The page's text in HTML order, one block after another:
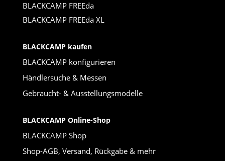
BLACKCAMP FREEda
BLACKCAMP FREEda XL
BLACKCAMP kaufen
BLACKCAMP konfigurieren
Händlersuche & Messen
Gebraucht- & Ausstellungsmodelle
BLACKCAMP Online-Shop
BLACKCAMP Shop
Shop-AGB, Versand, Rückgabe & mehr